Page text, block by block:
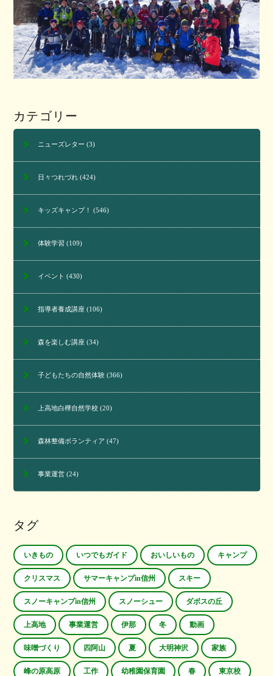
カテゴリー
ニューズレター (3)
日々つれづれ(424)
キッズキャンプ！ (546)
体験学習 (109)
イベント (430)
指導者養成講座(106)
森を楽しむ講座(34)
子どもたちの自然体験(366)
上高地白樺自然学校(20)
森林整備ボランティア (47)
事業運営(24)
タグ
いきもの いつでもガイド おいしいもの キャンプ
クリスマス サマーキャンプin信州 スキー
スノーキャンプin信州 スノーシュー ダボスの丘
上高地 事業運営 伊那 冬 動画
味噌づくり 四阿山 夏 大明神沢 家族
峰の原高原 工作 幼稚園保育園 春 東京校